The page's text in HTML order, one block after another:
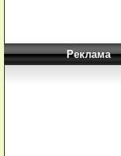
Реклама